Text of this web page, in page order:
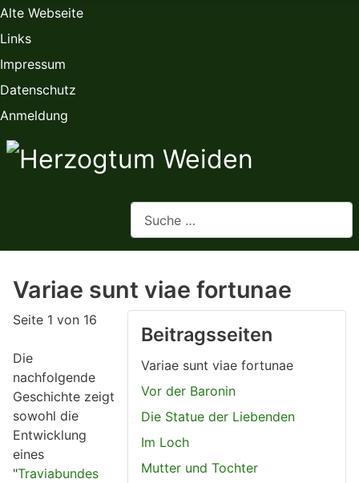
Alte Webseite
Links
Impressum
Datenschutz
Anmeldung
Variae sunt viae fortunae
Beitragsseiten
Variae sunt viae fortunae
Vor der Baronin
Die Statue der Liebenden
Im Loch
Mutter und Tochter
Seite 1 von 16
Die
nachfolgende
Geschichte zeigt
sowohl die
Entwicklung
eines
"Traviabundes